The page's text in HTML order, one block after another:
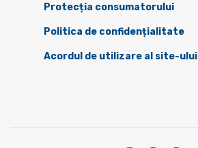
Protecția consumatorului
Politica de confidențialitate
Acordul de utilizare al site-ului